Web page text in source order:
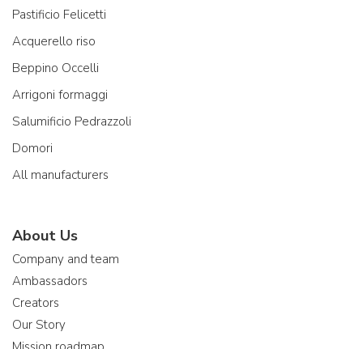
Pastificio Felicetti
Acquerello riso
Beppino Occelli
Arrigoni formaggi
Salumificio Pedrazzoli
Domori
All manufacturers
About Us
Company and team
Ambassadors
Creators
Our Story